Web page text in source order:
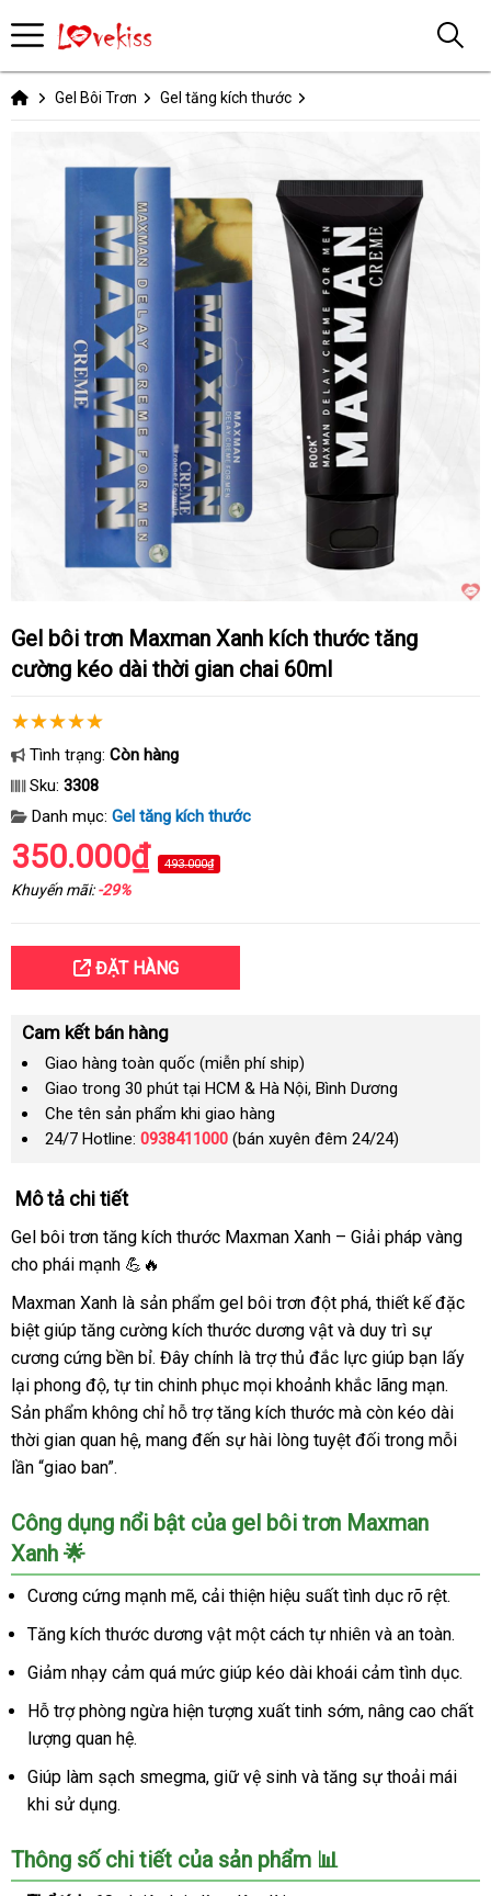
Gel Bôi Trơn Gel tăng kích thước
Gel bôi trơn Maxman Xanh kích thước tăng
cường kéo dài thời gian chai 60ml
Tình trạng: Còn hàng
Sku: 3308
Danh mục: Gel tăng kích thước
350.000₫ 493.000₫
Khuyến mãi:-29%
ĐẶT HÀNG
Cam kết bán hàng
Giao hàng toàn quốc (miễn phí ship)
Giao trong 30 phút tại HCM & Hà Nội, Bình Dương
Che tên sản phẩm khi giao hàng
24/7 Hotline: 0938411000 (bán xuyên đêm 24/24)
Mô tả chi tiết
Gel bôi trơn tăng kích thước Maxman Xanh – Giải pháp vàng
cho phái mạnh 💪🔥
Maxman Xanh là sản phẩm gel bôi trơn đột phá, thiết kế đặc
biệt giúp tăng cường kích thước dương vật và duy trì sự
cương cứng bền bỉ. Đây chính là trợ thủ đắc lực giúp bạn lấy
lại phong độ, tự tin chinh phục mọi khoảnh khắc lãng mạn.
Sản phẩm không chỉ hỗ trợ tăng kích thước mà còn kéo dài
thời gian quan hệ, mang đến sự hài lòng tuyệt đối trong mỗi
lần “giao ban”.
Công dụng nổi bật của gel bôi trơn Maxman
Xanh 🌟
Cương cứng mạnh mẽ, cải thiện hiệu suất tình dục rõ rệt.
Tăng kích thước dương vật một cách tự nhiên và an toàn.
Giảm nhạy cảm quá mức giúp kéo dài khoái cảm tình dục.
Hỗ trợ phòng ngừa hiện tượng xuất tinh sớm, nâng cao chất
lượng quan hệ.
Giúp làm sạch smegma, giữ vệ sinh và tăng sự thoải mái
khi sử dụng.
Thông số chi tiết của sản phẩm 📊